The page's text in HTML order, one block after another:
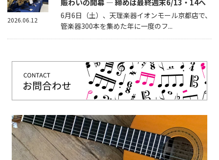
賑わいの開幕 — 締めは最終週末6/13・14へ
6月6日（土）、天理楽器イオンモール京都店で、
管楽器300本を集めた年に一度のフ...
2026.06.12